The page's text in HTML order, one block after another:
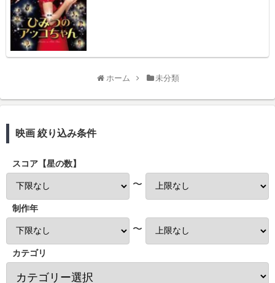
ホーム 未分類
映画 絞り込み条件
スコア【星の数】
〜
制作年
〜
カテゴリ